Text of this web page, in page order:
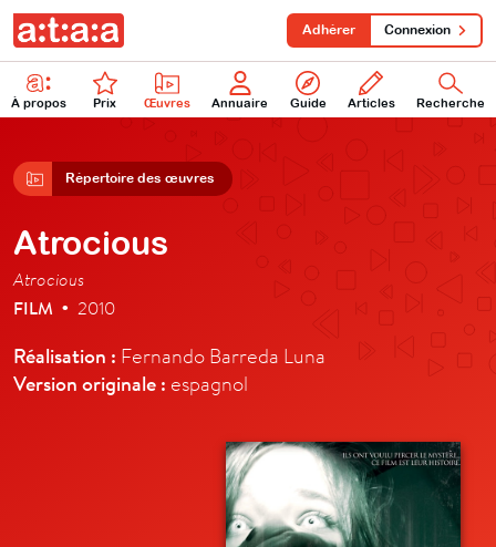
À propos Prix Œuvres Annuaire Guide Articles Recherche
Adhérer Connexion
Répertoire des œuvres
Atrocious
Atrocious
FILM • 2010
Réalisation : Fernando Barreda Luna
Version originale : espagnol